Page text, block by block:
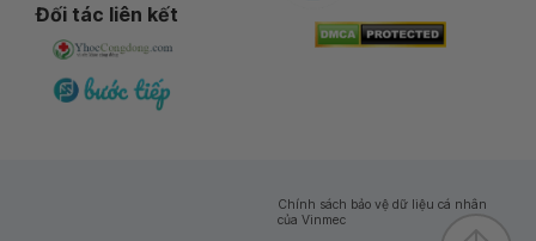
Đối tác liên kết
Chính sách bảo vệ dữ liệu cá nhân
của Vinmec